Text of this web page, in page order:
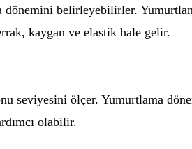
dönemini belirleyebilirler.
kaygan ve elastik hale gelir.
seviyesini ölçer. Yumurtlama
olabilir.